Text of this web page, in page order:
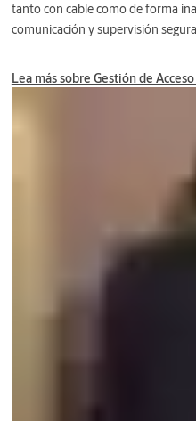
tanto con cable como de forma
comunicación y supervisión
Lea más sobre Gestión de Acceso